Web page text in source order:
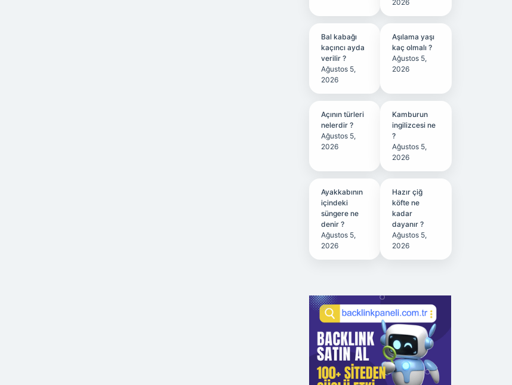
2026
Bal kabağı
kaçıncı ayda
verilir ?
Ağustos 5,
2026
Aşılama yaşı
kaç olmalı ?
Ağustos 5,
2026
Açının türleri
nelerdir ?
Ağustos 5,
2026
Kamburun
ingilizcesi ne
?
Ağustos 5,
2026
Ayakkabının
içindeki
süngere ne
denir ?
Ağustos 5,
2026
Hazır çiğ
köfte ne
kadar
dayanır ?
Ağustos 5,
2026